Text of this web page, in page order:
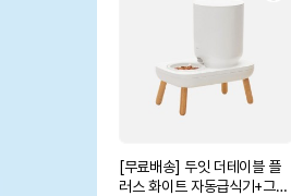
[무료배송] 두잇 더테이블 플
러스 화이트 자동급식기+그릇